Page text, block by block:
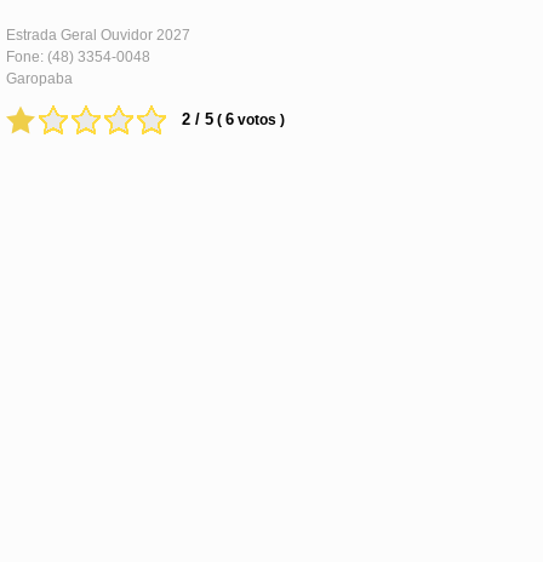
Estrada Geral Ouvidor 2027
Fone: (48) 3354-0048
Garopaba
2 / 5 ( 6 votos )